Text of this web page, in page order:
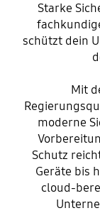
Starke
schützt dein
Mit
moderne
Schutz
Geräte bis
cloud-